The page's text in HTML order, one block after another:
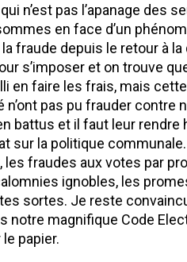
n’est pas l’apanage des
en face d’un
fraude depuis le retour à
s’imposer et on trouve
en faire les frais, mais
pas pu frauder contre
battus et il faut leur rendre
sur la politique communale.
les fraudes aux votes par
ignobles, les
sortes. Je reste
notre magnifique Code
papier.